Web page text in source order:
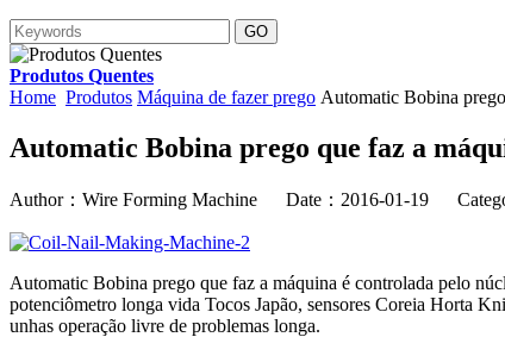
Produtos Quentes
Home Produtos Máquina de fazer prego Automatic Bobina
Automatic Bobina prego que faz a
Author：Wire Forming Machine Date：2016-01-19
Automatic Bobina prego que faz a máquina é controlada pelo
potenciômetro longa vida Tocos Japão, sensores Coreia Horta
unhas operação livre de problemas longa.